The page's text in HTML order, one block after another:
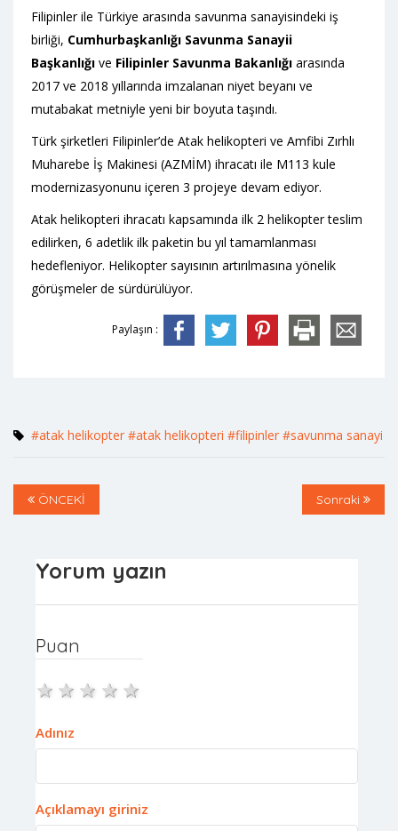
Filipinler ile Türkiye arasında savunma sanayisindeki iş
birliği, Cumhurbaşkanlığı Savunma Sanayii
Başkanlığı ve Filipinler Savunma Bakanlığı arasında
2017 ve 2018 yıllarında imzalanan niyet beyanı ve
mutabakat metniyle yeni bir boyuta taşındı.
Türk şirketleri Filipinler’de Atak helikopteri ve Amfibi Zırhlı
Muharebe İş Makinesi (AZMİM) ihracatı ile M113 kule
modernizasyonunu içeren 3 projeye devam ediyor.
Atak helikopteri ihracatı kapsamında ilk 2 helikopter teslim
edilirken, 6 adetlik ilk paketin bu yıl tamamlanması
hedefleniyor. Helikopter sayısının artırılmasına yönelik
görüşmeler de sürdürülüyor.
Paylaşın :
#atak helikopter #atak helikopteri #filipinler #savunma sanayi
ÖNCEKİ Sonraki
Yorum yazın
Puan
4 stars
3 stars
2 stars
1 star
Adınız
Açıklamayı giriniz